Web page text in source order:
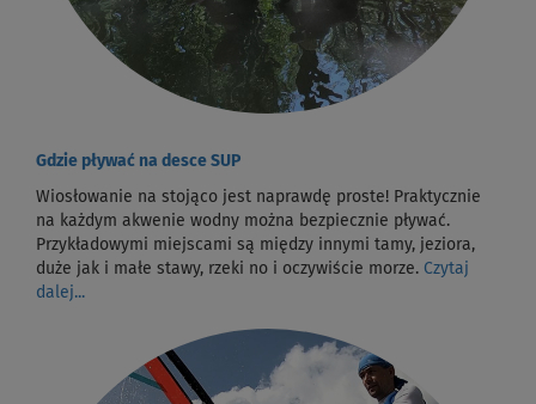
Gdzie pływać na desce SUP
Wiosłowanie na stojąco jest naprawdę proste! Praktycznie
na każdym akwenie wodny można bezpiecznie pływać.
Przykładowymi miejscami są między innymi tamy, jeziora,
duże jak i małe stawy, rzeki no i oczywiście morze. Czytaj
dalej...